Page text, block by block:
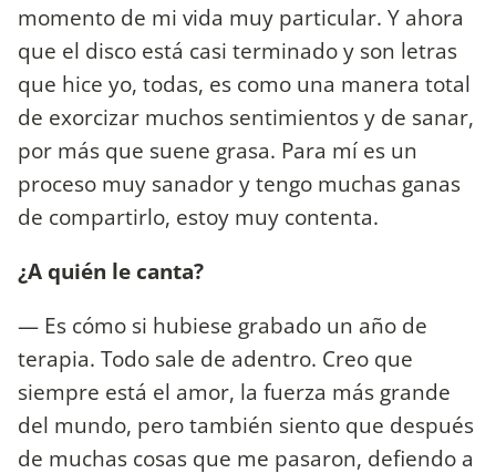
momento de mi vida muy particular. Y ahora
que el disco está casi terminado y son letras
que hice yo, todas, es como una manera total
de exorcizar muchos sentimientos y de sanar,
por más que suene grasa. Para mí es un
proceso muy sanador y tengo muchas ganas
de compartirlo, estoy muy contenta.
¿A quién le canta?
— Es cómo si hubiese grabado un año de
terapia. Todo sale de adentro. Creo que
siempre está el amor, la fuerza más grande
del mundo, pero también siento que después
de muchas cosas que me pasaron, defiendo a